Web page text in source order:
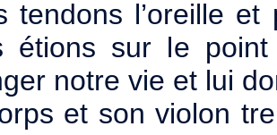
tendons l’oreille
étions sur le point
notre vie et lui
et son violon